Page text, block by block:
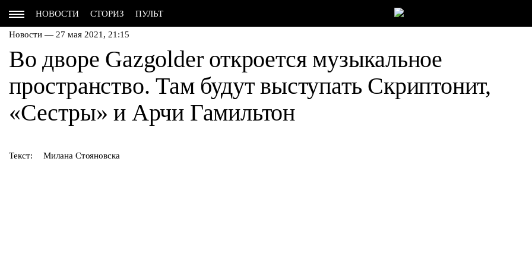
НОВОСТИ СТОРИЗ ПУЛЬТ
Новости — 27 мая 2021, 21:15
Во дворе Gazgolder откроется музыкальное
пространство. Там будут выступать Скриптонит,
«Сестры» и Арчи Гамильтон
Текст: Милана Стояновска